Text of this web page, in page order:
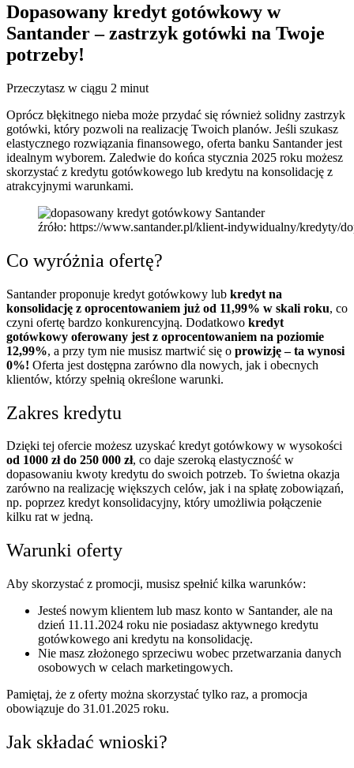
Dopasowany kredyt gotówkowy w
Santander – zastrzyk gotówki na Twoje
potrzeby!
Przeczytasz w ciągu 2 minut
Oprócz błękitnego nieba może przydać się również solidny zastrzyk
gotówki, który pozwoli na realizację Twoich planów. Jeśli szukasz
elastycznego rozwiązania finansowego, oferta banku Santander jest
idealnym wyborem. Zaledwie do końca stycznia 2025 roku możesz
skorzystać z kredytu gotówkowego lub kredytu na konsolidację z
atrakcyjnymi warunkami.
źróło: https://www.santander.pl/klient-indywidualny/kredyty/
Co wyróżnia ofertę?
Santander proponuje kredyt gotówkowy lub kredyt na
konsolidację z oprocentowaniem już od 11,99% w skali roku, co
czyni ofertę bardzo konkurencyjną. Dodatkowo kredyt
gotówkowy oferowany jest z oprocentowaniem na poziomie
12,99%, a przy tym nie musisz martwić się o prowizję – ta wynosi
0%! Oferta jest dostępna zarówno dla nowych, jak i obecnych
klientów, którzy spełnią określone warunki.
Zakres kredytu
Dzięki tej ofercie możesz uzyskać kredyt gotówkowy w wysokości
od 1000 zł do 250 000 zł, co daje szeroką elastyczność w
dopasowaniu kwoty kredytu do swoich potrzeb. To świetna okazja
zarówno na realizację większych celów, jak i na spłatę zobowiązań,
np. poprzez kredyt konsolidacyjny, który umożliwia połączenie
kilku rat w jedną.
Warunki oferty
Aby skorzystać z promocji, musisz spełnić kilka warunków:
Jesteś nowym klientem lub masz konto w Santander, ale na
dzień 11.11.2024 roku nie posiadasz aktywnego kredytu
gotówkowego ani kredytu na konsolidację.
Nie masz złożonego sprzeciwu wobec przetwarzania danych
osobowych w celach marketingowych.
Pamiętaj, że z oferty można skorzystać tylko raz, a promocja
obowiązuje do 31.01.2025 roku.
Jak składać wnioski?